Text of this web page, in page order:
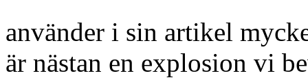
använder i sin artikel
är nästan en explosion vi